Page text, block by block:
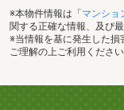
※本物件情報は「 マンショ
関する正確な情報、及び
※当情報を基に発生した
ご理解の上ご利用ください